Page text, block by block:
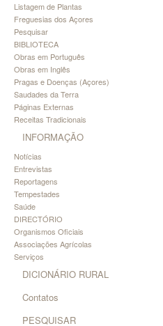
Listagem de Plantas
Freguesias dos Açores
Pesquisar
BIBLIOTECA
Obras em Português
Obras em Inglês
Pragas e Doenças (Açores)
Saudades da Terra
Páginas Externas
Receitas Tradicionais
INFORMAÇÃO
Notícias
Entrevistas
Reportagens
Tempestades
Saúde
DIRECTÓRIO
Organismos Oficiais
Associações Agrícolas
Serviços
DICIONÁRIO RURAL
Contatos
PESQUISAR